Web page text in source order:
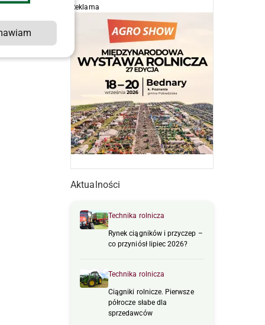
Reklama
Aktualności
Technika rolnicza
Rynek ciągników i przyczep –
co przyniósł lipiec 2026?
Technika rolnicza
Ciągniki rolnicze. Pierwsze
półrocze słabe dla
sprzedawców